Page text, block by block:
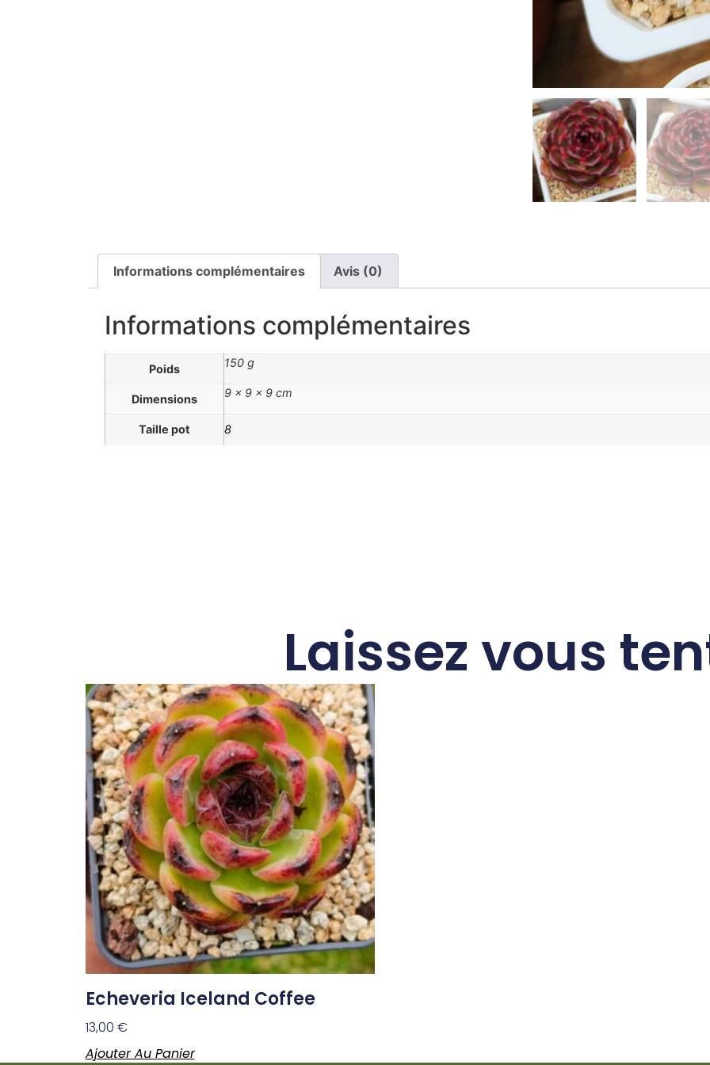
Informations complémentaires Avis (0)
Informations complémentaires
Poids 150 g
Dimensions 9 × 9 × 9 cm
Taille pot 8
Laissez vous
Echeveria Iceland Coffee
13,00 €
Ajouter Au Panier